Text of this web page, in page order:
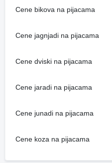
Cene bikova na pijacama
Cene jagnjadi na pijacama
Cene dviski na pijacama
Cene jaradi na pijacama
Cene junadi na pijacama
Cene koza na pijacama